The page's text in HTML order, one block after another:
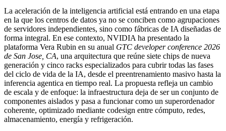
La aceleración de la inteligencia artificial está entrando en una etapa
en la que los centros de datos ya no se conciben como agrupaciones
de servidores independientes, sino como fábricas de IA diseñadas de
forma integral. En ese contexto, NVIDIA ha presentado la
plataforma Vera Rubin en su anual GTC developer conference 2026
de San Jose, CA, una arquitectura que reúne siete chips de nueva
generación y cinco racks especializados para cubrir todas las fases
del ciclo de vida de la IA, desde el preentrenamiento masivo hasta la
inferencia agentica en tiempo real. La propuesta refleja un cambio
de escala y de enfoque: la infraestructura deja de ser un conjunto de
componentes aislados y pasa a funcionar como un superordenador
coherente, optimizado mediante codesign entre cómputo, redes,
almacenamiento, energía y refrigeración.